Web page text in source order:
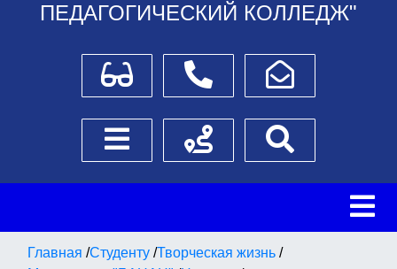
ПЕДАГОГИЧЕСКИЙ КОЛЛЕДЖ"
Для слабовидящихТелефоныНаписать обращение
Боковое менюСхема проезда
Главная /Студенту /Творческая жизнь /